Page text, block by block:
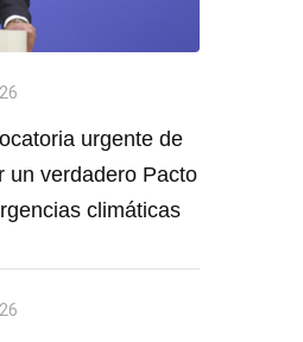
urgente de
un verdadero Pacto
climáticas